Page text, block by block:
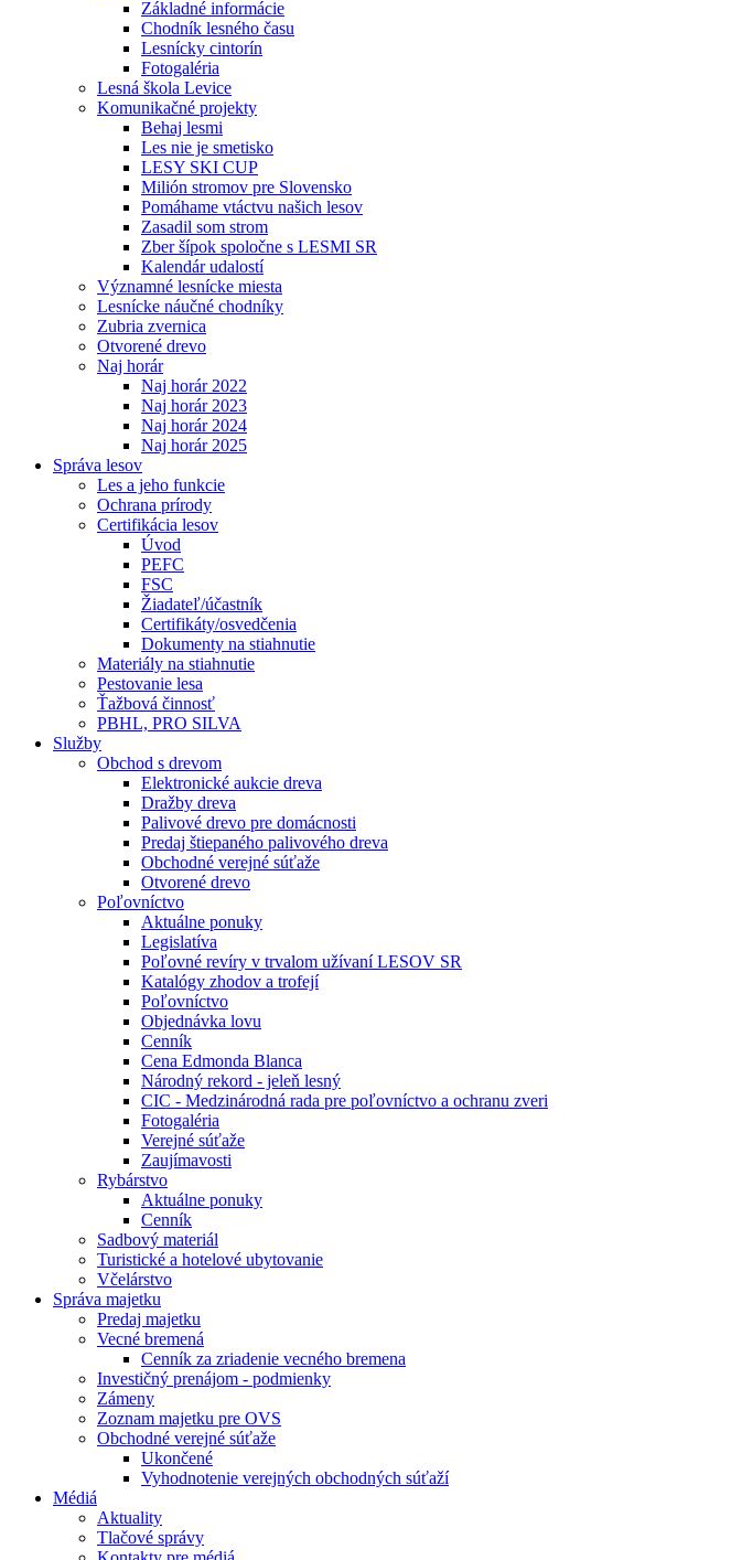
Základné informácie
Chodník lesného času
Lesnícky cintorín
Fotogaléria
Lesná škola Levice
Komunikačné projekty
Behaj lesmi
Les nie je smetisko
LESY SKI CUP
Milión stromov pre Slovensko
Pomáhame vtáctvu našich lesov
Zasadil som strom
Zber šípok spoločne s LESMI SR
Kalendár udalostí
Významné lesnícke miesta
Lesnícke náučné chodníky
Zubria zvernica
Otvorené drevo
Naj horár
Naj horár 2022
Naj horár 2023
Naj horár 2024
Naj horár 2025
Správa lesov
Les a jeho funkcie
Ochrana prírody
Certifikácia lesov
Úvod
PEFC
FSC
Žiadateľ/účastník
Certifikáty/osvedčenia
Dokumenty na stiahnutie
Materiály na stiahnutie
Pestovanie lesa
Ťažbová činnosť
PBHL, PRO SILVA
Služby
Obchod s drevom
Elektronické aukcie dreva
Dražby dreva
Palivové drevo pre domácnosti
Predaj štiepaného palivového dreva
Obchodné verejné súťaže
Otvorené drevo
Poľovníctvo
Aktuálne ponuky
Legislatíva
Poľovné revíry v trvalom užívaní LESOV SR
Katalógy zhodov a trofejí
Poľovníctvo
Objednávka lovu
Cenník
Cena Edmonda Blanca
Národný rekord - jeleň lesný
CIC - Medzinárodná rada pre poľovníctvo a ochranu zveri
Fotogaléria
Verejné súťaže
Zaujímavosti
Rybárstvo
Aktuálne ponuky
Cenník
Sadbový materiál
Turistické a hotelové ubytovanie
Včelárstvo
Správa majetku
Predaj majetku
Vecné bremená
Cenník za zriadenie vecného bremena
Investičný prenájom - podmienky
Zámeny
Zoznam majetku pre OVS
Obchodné verejné súťaže
Ukončené
Vyhodnotenie verejných obchodných súťaží
Médiá
Aktuality
Tlačové správy